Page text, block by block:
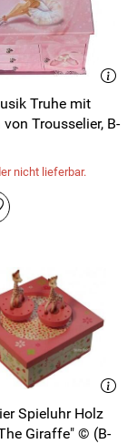
Truhe mit
Trousselier, B-
nicht lieferbar.
Spieluhr Holz
Giraffe" © (B-